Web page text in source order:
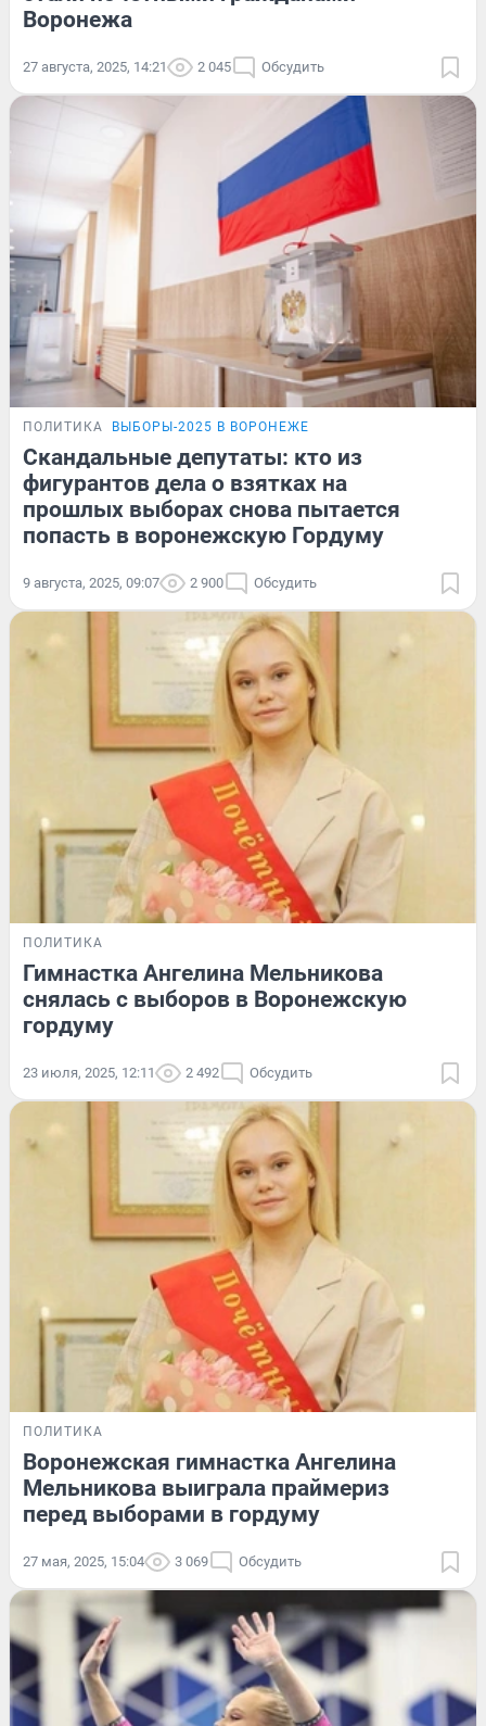
Воронежа
27 августа, 2025, 14:21 2 045 Обсудить
ПОЛИТИКА ВЫБОРЫ-2025 В ВОРОНЕЖЕ
Скандальные депутаты: кто из
фигурантов дела о взятках на
прошлых выборах снова пытается
попасть в воронежскую Гордуму
9 августа, 2025, 09:07 2 900 Обсудить
ПОЛИТИКА
Гимнастка Ангелина Мельникова
снялась с выборов в Воронежскую
гордуму
23 июля, 2025, 12:11 2 492 Обсудить
ПОЛИТИКА
Воронежская гимнастка Ангелина
Мельникова выиграла праймериз
перед выборами в гордуму
27 мая, 2025, 15:04 3 069 Обсудить